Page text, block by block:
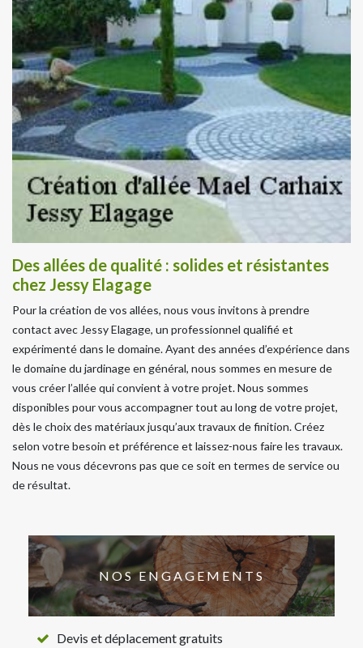
Des allées de qualité : solides et résistantes
chez Jessy Elagage
Pour la création de vos allées, nous vous invitons à prendre
contact avec Jessy Elagage, un professionnel qualifié et
expérimenté dans le domaine. Ayant des années d’expérience dans
le domaine du jardinage en général, nous sommes en mesure de
vous créer l’allée qui convient à votre projet. Nous sommes
disponibles pour vous accompagner tout au long de votre projet,
dès le choix des matériaux jusqu’aux travaux de finition. Créez
selon votre besoin et préférence et laissez-nous faire les travaux.
Nous ne vous décevrons pas que ce soit en termes de service ou
de résultat.
NOS ENGAGEMENTS
Devis et déplacement gratuits